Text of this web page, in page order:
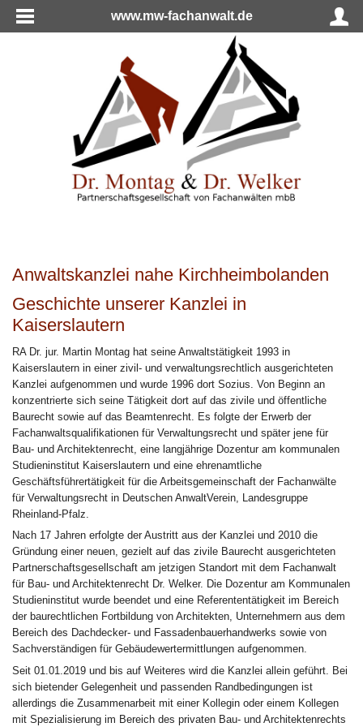
www.mw-fachanwalt.de
Anwaltskanzlei nahe Kirchheimbolanden
Geschichte unserer Kanzlei in
Kaiserslautern
RA Dr. jur. Martin Montag hat seine Anwaltstätigkeit 1993 in
Kaiserslautern in einer zivil- und verwaltungsrechtlich ausgerichteten
Kanzlei aufgenommen und wurde 1996 dort Sozius. Von Beginn an
konzentrierte sich seine Tätigkeit dort auf das zivile und öffentliche
Baurecht sowie auf das Beamtenrecht. Es folgte der Erwerb der
Fachanwaltsqualifikationen für Verwaltungsrecht und später jene für
Bau- und Architektenrecht, eine langjährige Dozentur am kommunalen
Studieninstitut Kaiserslautern und eine ehrenamtliche
Geschäftsführertätigkeit für die Arbeitsgemeinschaft der Fachanwälte
für Verwaltungsrecht in Deutschen AnwaltVerein, Landesgruppe
Rheinland-Pfalz.
Nach 17 Jahren erfolgte der Austritt aus der Kanzlei und 2010 die
Gründung einer neuen, gezielt auf das zivile Baurecht ausgerichteten
Partnerschaftsgesellschaft am jetzigen Standort mit dem Fachanwalt
für Bau- und Architektenrecht Dr. Welker. Die Dozentur am Kommunalen
Studieninstitut wurde beendet und eine Referententätigkeit im Bereich
der baurechtlichen Fortbildung von Architekten, Unternehmern aus dem
Bereich des Dachdecker- und Fassadenbauerhandwerks sowie von
Sachverständigen für Gebäudewertermittlungen aufgenommen.
Seit 01.01.2019 und bis auf Weiteres wird die Kanzlei allein geführt. Bei
sich bietender Gelegenheit und passenden Randbedingungen ist
allerdings die Zusammenarbeit mit einer Kollegin oder einem Kollegen
mit Spezialisierung im Bereich des privaten Bau- und Architektenrechts